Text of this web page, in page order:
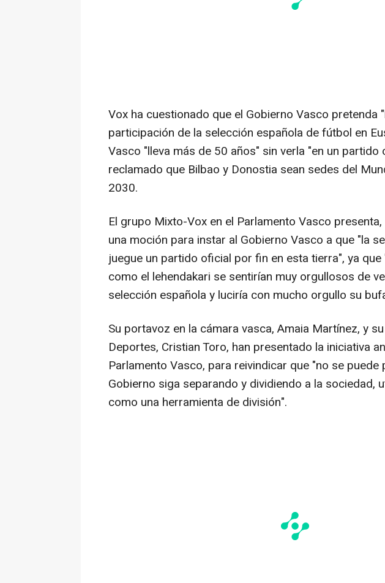
Vox ha cuestionado que el Gobierno Vasco pretenda
participación de la selección española de fútbol en
Vasco "lleva más de 50 años" sin verla "en un partido
reclamado que Bilbao y Donostia sean sedes del
2030.
El grupo Mixto-Vox en el Parlamento Vasco
una moción para instar al Gobierno Vasco a que "la
juegue un partido oficial por fin en esta tierra", ya
como el lehendakari se sentirían muy orgullosos de
selección española y luciría con mucho orgullo su
Su portavoz en la cámara vasca, Amaia Martínez, y
Deportes, Cristian Toro, han presentado la iniciativa
Parlamento Vasco, para reivindicar que "no se puede
Gobierno siga separando y dividiendo a la sociedad,
como una herramienta de división".